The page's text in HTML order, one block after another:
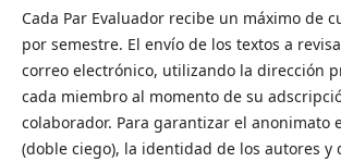
Cada Par Evaluador recibe un máximo de
por semestre. El envío de los textos a
correo electrónico, utilizando la dirección
cada miembro al momento de su
colaborador. Para garantizar el anonimato
(doble ciego), la identidad de los autores y